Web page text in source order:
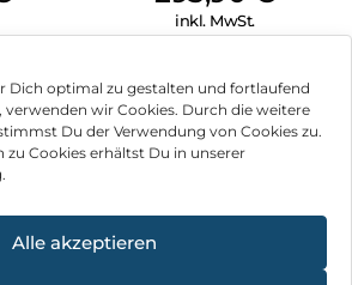
Dich optimal zu gestalten und fortlaufend
verwenden wir Cookies. Durch die weitere
Du der Verwendung von Cookies zu.
Cookies erhältst Du in unserer
Alle akzeptieren
Weiß
inkl. MwSt.